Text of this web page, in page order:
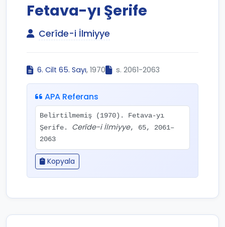
Fetava-yı Şerife
Cerîde-i İlmiyye
6. Cilt 65. Sayı, 1970 s. 2061-2063
APA Referans
Belirtilmemiş (1970). Fetava-yı
Şerife. Cerîde-i İlmiyye, 65, 2061–
2063
Kopyala